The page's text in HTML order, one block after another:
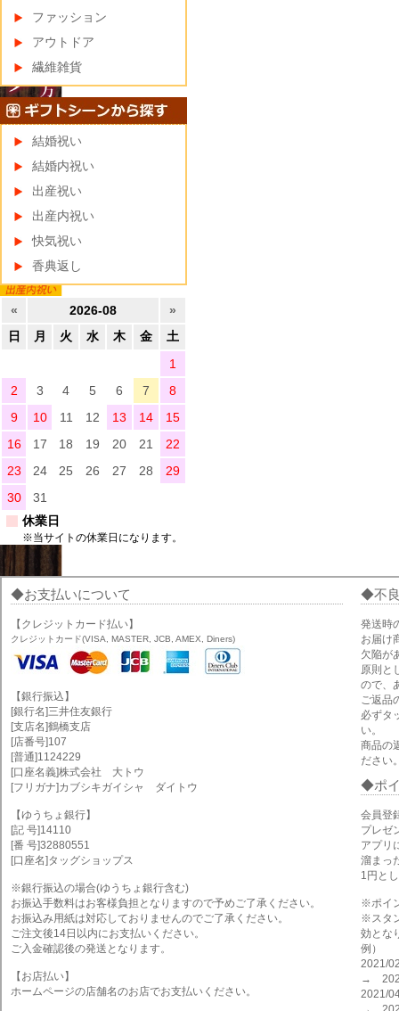
ファッション
アウトドア
繊維雑貨
結婚祝い
結婚内祝い
出産祝い
出産内祝い
快気祝い
香典返し
« 2026-08
»
日
月 火 水 木 金
土
1
2
3 4 5 6 7
8
9
10 11 12 13 14
15
16
17 18 19 20 21
22
23
24 25 26 27 28
29
30
31
休業日
※当サイトの休業日になります。
お支払いについて
【クレジットカード払い】
クレジットカード(VISA, MASTER, JCB, AMEX, Diners)
【銀行振込】
[銀行名]三井住友銀行
[支店名]鶴橋支店
[店番号]107
[普通]1124229
[口座名義]株式会社 大トウ
[フリガナ]カブシキガイシャ ダイトウ
【ゆうちょ銀行】
[記 号]14110
[番 号]32880551
[口座名]タッグショップス
※銀行振込の場合(ゆうちょ銀行含む)
お振込手数料はお客様負担となりますので予めご了承ください。
お振込み用紙は対応しておりませんのでご了承ください。
ご注文後14日以内にお支払いください。
ご入金確認後の発送となります。
【お店払い】
ホームページの店舗名のお店でお支払いください。
不
発送時
お届け
欠陥が
原則と
ので、
ご返品
必ずタ
い。
商品の
ださい
ポ
会員登
プレゼ
アプリ
溜まっ
1円と
※ポイ
※スタ
効とな
例）
2021/
→
2021/